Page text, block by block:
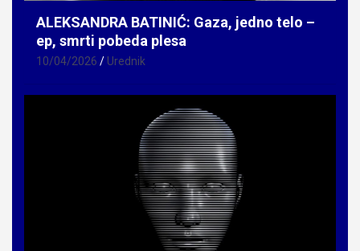
ALEKSANDRA BATINIĆ: Gaza, jedno telo –
ep, smrti pobeda plesa
10/04/2026 Urednik